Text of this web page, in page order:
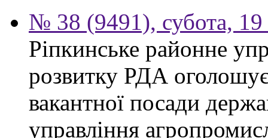
№ 38 (9491), субота, 19
Ріпкинське районне
розвитку РДА
вакантної посади
управління